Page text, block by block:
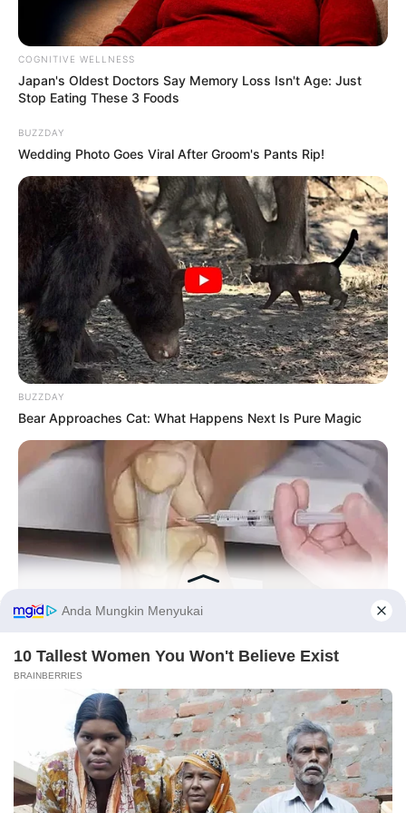
Berawal dari 6 member berubah menjadi 3 member yang tak
membuat para member menyerah untuk menghibur para
penggemar. Semangat Girl’s Aleert!
COGNITIVE WELLNESS
Japan's Oldest Doctors Say Me​mory Lo​ss Isn't Age: Just
Stop Eating These 3 Foods
BUZZDAY
Wedding Photo Goes Viral After Groom's Pants Rip!
BUZZDAY
Bear Approaches Cat: What Happens Next Is Pure Magic
FORGE BODY
Orthopedist: Very Few Know This Knee Arthritis Trick